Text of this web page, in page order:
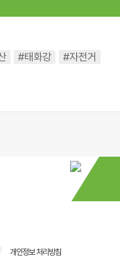
#태화강
#자전거
개인정보 처리방침